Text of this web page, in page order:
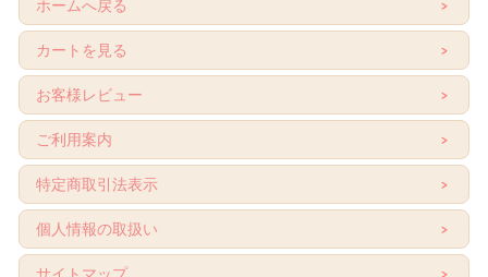
ホームへ戻る
カートを見る
お客様レビュー
ご利用案内
特定商取引法表示
個人情報の取扱い